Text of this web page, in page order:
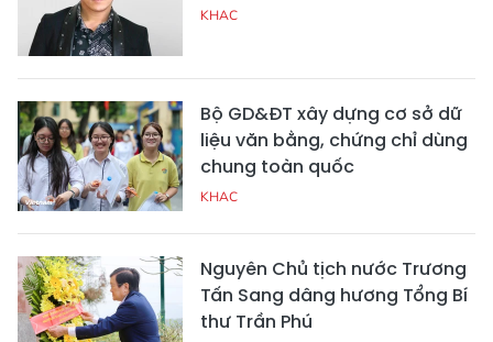
KHAC
Bộ GD&ĐT xây dựng cơ sở dữ
liệu văn bằng, chứng chỉ dùng
chung toàn quốc
KHAC
Nguyên Chủ tịch nước Trương
Tấn Sang dâng hương Tổng Bí
thư Trần Phú